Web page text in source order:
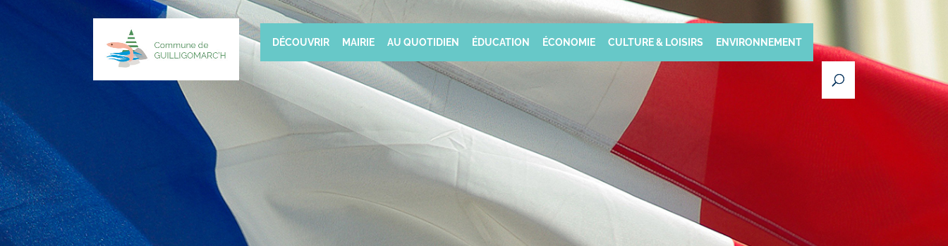
DÉCOUVRIR MAIRIE AU QUOTIDIEN ÉDUCATION ÉCONOMIE CULTURE & LOISIRS ENVIRONNEMENT